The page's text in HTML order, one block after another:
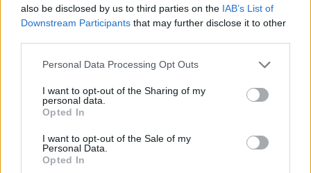
also be disclosed by us to third parties on the IAB’s List of
Downstream Participants that may further disclose it to other
Please note that this website/app uses one or more Google
not limited to your visit or usage behaviour. You may click to
grant or deny consent to Google and its third-party tags to
use your data for below specified purposes in below Google
consent section.
Personal Data Processing Opt Outs
I want to opt-out of the Sharing of my
personal data.
Opted In
I want to opt-out of the Sale of my
Personal Data.
Opted In
nem maradhatott a korábbi